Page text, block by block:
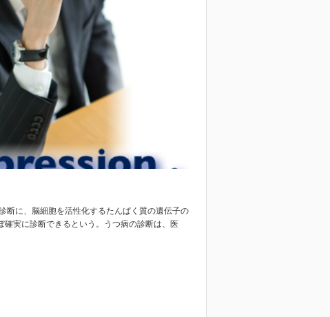
断に、脳細胞を活性化するたんぱく質の遺伝子の
実に診断できるという。うつ病の診断は、医